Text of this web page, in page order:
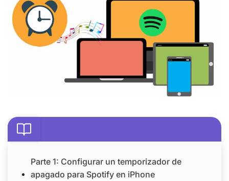
Parte 1: Configurar un temporizador de
apagado para Spotify en iPhone